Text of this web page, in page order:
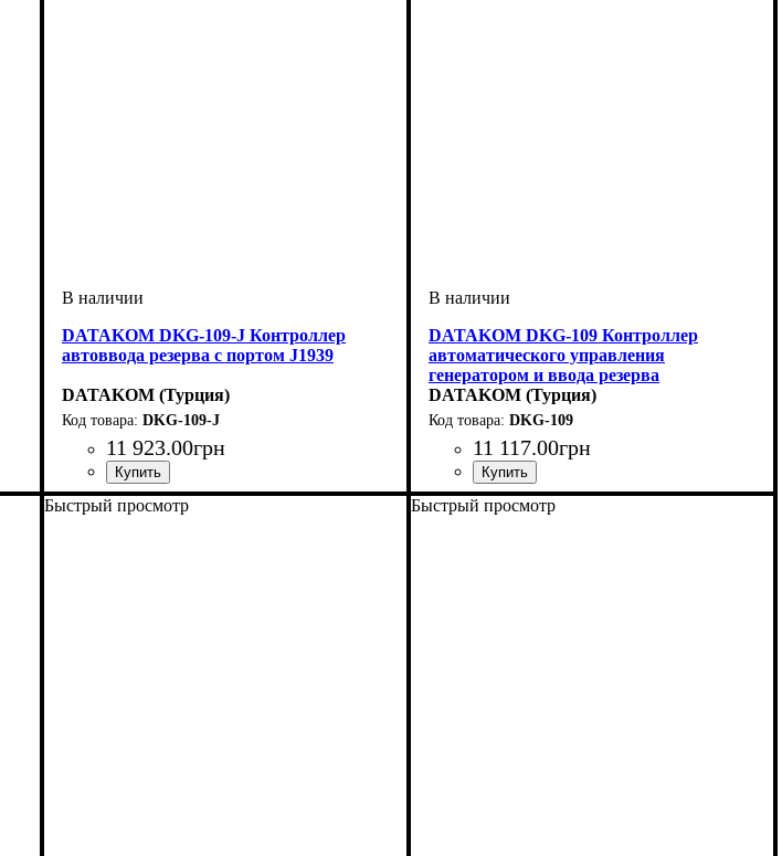
DATAKOM DKG-109-J Контроллер
автоввода резерва с портом J1939
DATAKOM (Турция)
DKG-109-J
11 923.00грн
DATAKOM DKG-109 Контроллер
автоматического управления
генератором и ввода резерва
DATAKOM (Турция)
DKG-109
11 117.00грн
Быстрый просмотр Быстрый просмотр